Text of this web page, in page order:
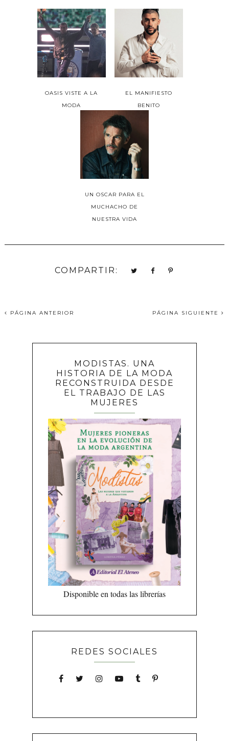
OASIS VISTE A LA
MODA
EL MANIFIESTO
BENITO
UN OSCAR PARA EL
MUCHACHO DE
NUESTRA VIDA
COMPARTIR:
PÁGINA ANTERIOR PÁGINA SIGUIENTE
MODISTAS. UNA
HISTORIA DE LA MODA
RECONSTRUIDA DESDE
EL TRABAJO DE LAS
MUJERES
Disponible en todas las librerías
REDES SOCIALES